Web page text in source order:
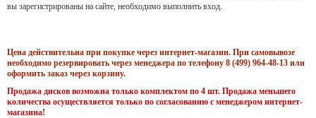
вы зарегистрированы на сайте, необходимо выполнить вход.
Цена действительна при покупке через интернет-магазин. При самовывозе
необходимо резервировать через менеджера по телефону 8 (499) 964-48-13 или
оформить заказ через корзину.
Продажа дисков возможна только комплектом по 4 шт. Продажа меньшего
количества осуществляется только по согласованию с менеджером интернет-
магазина!